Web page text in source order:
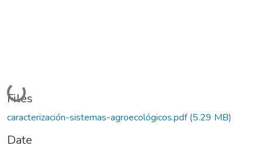
Loading...
Files
caracterización-sistemas-agroecológicos.pdf(5.29 MB)
Date